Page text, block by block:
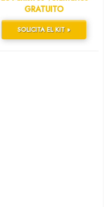
GRATUITO
SOLICITA EL KIT »